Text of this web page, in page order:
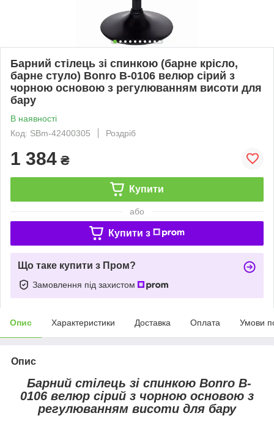
Барний стілець зі спинкою (барне крісло,
барне стуло) Bonro B-0106 велюр сірий з
чорною основою з регулюванням висоти для
бару
В наявності
Код: SBm-42400305
Роздріб
1 384 ₴
Купити
або
Купити з
Що таке купити з Пром?
Замовлення під захистом
Опис Характеристики Доставка Оплата Умови
Опис
Барний стілець зі спинкою Bonro B-
0106 велюр сірий з чорною основою з
регулюванням висоти для бару